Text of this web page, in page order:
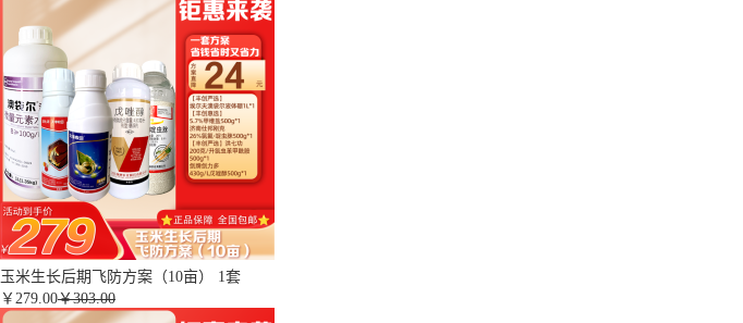
玉米生长后期飞防方案（10亩） 1套
￥ 279.00￥303.00